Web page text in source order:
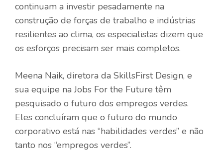
continuam a investir pesadamente na
construção de forças de trabalho e indústrias
resilientes ao clima, os especialistas dizem que
os esforços precisam ser mais completos.
Meena Naik, diretora da SkillsFirst Design, e
sua equipe na Jobs For the Future têm
pesquisado o futuro dos empregos verdes.
Eles concluíram que o futuro do mundo
corporativo está nas “habilidades verdes” e não
tanto nos “empregos verdes”.